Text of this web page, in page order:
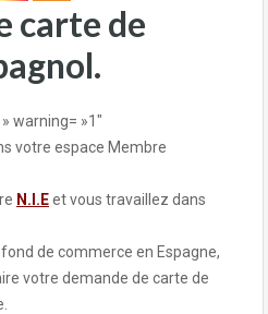
carte de
warning= »1″
votre espace Membre
N.I.Eet vous travaillez dans
fond de commerce en Espagne,
votre demande de carte de